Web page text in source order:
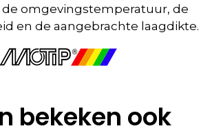
de omgevingstemperatuur, de
en de aangebrachte laagdikte.
bekeken ook